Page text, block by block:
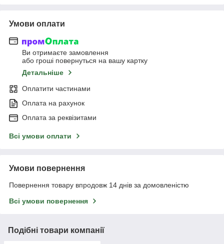
Умови оплати
Ви отримаєте замовлення
або гроші повернуться на вашу картку
Детальніше
Оплатити частинами
Оплата на рахунок
Оплата за реквізитами
Всі умови оплати
Умови повернення
Повернення товару впродовж 14 днів за домовленістю
Всі умови повернення
Подібні товари компанії